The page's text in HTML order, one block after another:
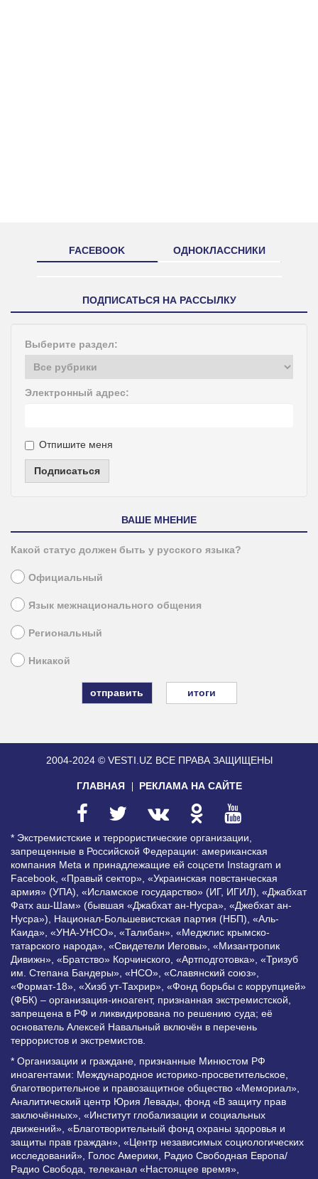
FACEBOOK ОДНОКЛАССНИКИ
ПОДПИСАТЬСЯ НА РАССЫЛКУ
Выберите раздел:
Электронный адрес:
Отпишите меня
Подписаться
ВАШЕ МНЕНИЕ
Какой статус должен быть у русского языка?
Официальный
Язык межнационального общения
Региональный
Никакой
итоги
2004-2024 © VESTI.UZ ВСЕ ПРАВА ЗАЩИЩЕНЫ
ГЛАВНАЯ РЕКЛАМА НА САЙТЕ
* Экстремистские и террористические организации,
запрещенные в Российской Федерации: американская
компания Meta и принадлежащие ей соцсети Instagram и
Facebook, «Правый сектор», «Украинская повстанческая
армия» (УПА), «Исламское государство» (ИГ, ИГИЛ), «Джабхат
Фатх аш-Шам» (бывшая «Джабхат ан-Нусра», «Джебхат ан-
Нусра»), Национал-Большевистская партия (НБП), «Аль-
Каида», «УНА-УНСО», «Талибан», «Меджлис крымско-
татарского народа», «Свидетели Иеговы», «Мизантропик
Дивижн», «Братство» Корчинского, «Артподготовка», «Тризуб
им. Степана Бандеры», «НСО», «Славянский союз»,
«Формат-18», «Хизб ут-Тахрир», «Фонд борьбы с коррупцией»
(ФБК) – организация-иноагент, признанная экстремистской,
запрещена в РФ и ликвидирована по решению суда; её
основатель Алексей Навальный включён в перечень
террористов и экстремистов.
* Организации и граждане, признанные Минюстом РФ
иноагентами: Международное историко-просветительское,
благотворительное и правозащитное общество «Мемориал»,
Аналитический центр Юрия Левады, фонд «В защиту прав
заключённых», «Институт глобализации и социальных
движений», «Благотворительный фонд охраны здоровья и
защиты прав граждан», «Центр независимых социологических
исследований», Голос Америки, Радио Свободная Европа/
Радио Свобода, телеканал «Настоящее время»,